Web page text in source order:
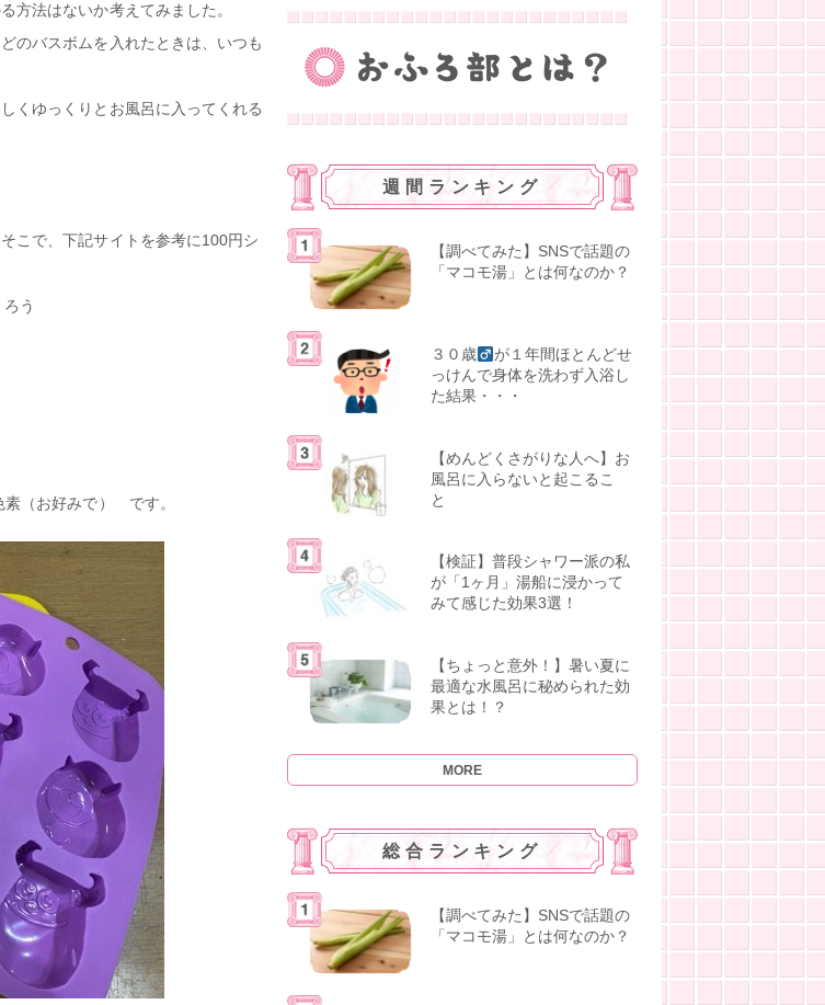
方法はないか考えてみました。
のバスボムを入れたときは、いつも
くゆっくりとお風呂に入ってくれる
こで、下記サイトを参考に100円シ
う
お好みで） です。
週間ランキング
【調べてみた】SNSで話題の
「マコモ湯」とは何なのか？
３０歳
が１年間ほとんどせ
っけんで身体を洗わず入浴し
た結果・・・
【めんどくさがりな人へ】お
風呂に入らないと起こるこ
と
【検証】普段シャワー派の私
が「1ヶ月」湯船に浸かって
みて感じた効果3選！
【ちょっと意外！】暑い夏に
最適な水風呂に秘められた効
果とは！？
MORE
総合ランキング
【調べてみた】SNSで話題の
「マコモ湯」とは何なのか？